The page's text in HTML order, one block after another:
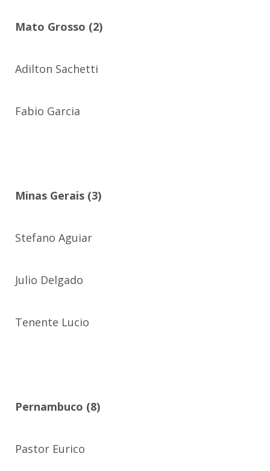
Mato Grosso (2)
Adilton Sachetti
Fabio Garcia
Minas Gerais (3)
Stefano Aguiar
Julio Delgado
Tenente Lucio
Pernambuco (8)
Pastor Eurico